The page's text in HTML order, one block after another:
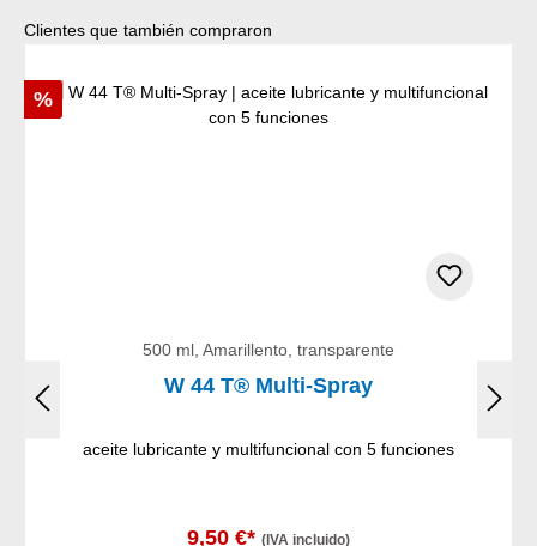
Omitir la galería de productos
Clientes que también compraron
Descuento
%
500 ml, Amarillento, transparente
W 44 T® Multi-Spray
aceite lubricante y multifuncional con 5 funciones
9,50 €* (IVA incluido)